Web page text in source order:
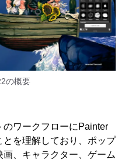
の概要
のワークフローにPainter
とを理解しており、ポップ
、キャラクター、ゲーム